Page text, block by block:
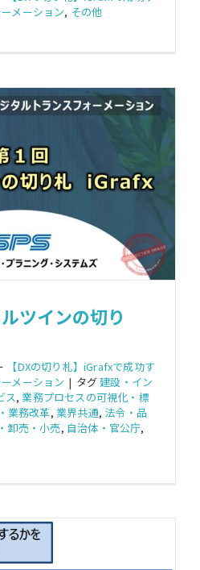
メーション, その他
ツインの切り
【DXの切り札】iGrafxで成功す
メーション | タグ建設・イン
ス, 業務プロセスの可視化・標
業務改革, 業界共通, 法令・品
卸売・小売, 自治体・官公庁,